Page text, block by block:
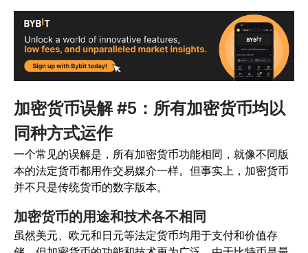
加密货币误解 #5：所有加密货币均以
同种方式运作
一个常见的误解是，所有加密货币功能相同，就像不同版
本的法定货币都用作交易媒介一样。但事实上，加密货币
并不只是传统货币的数字版本。
加密货币的用途和技术各不相同
虽然美元、欧元和日元等法定货币均用于支付和价值存